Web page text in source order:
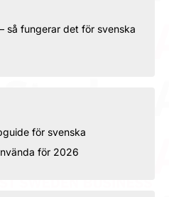
så fungerar det för svenska
för svenska
för 2026